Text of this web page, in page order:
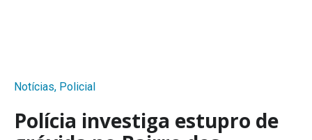
Notícias, Policial
Polícia investiga estupro de